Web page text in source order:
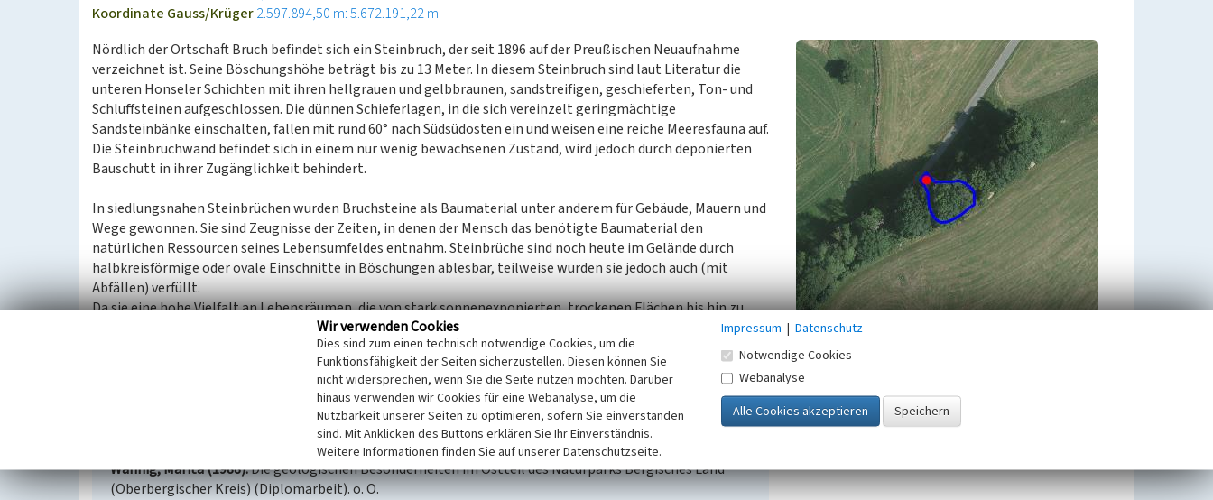
Koordinate Gauss/Krüger2.597.894,50 m: 5.672.191,22 m
Nördlich der Ortschaft Bruch befindet sich ein Steinbruch, der seit 1896 auf der Preußischen Neuaufnahme
verzeichnet ist. Seine Böschungshöhe beträgt bis zu 13 Meter. In diesem Steinbruch sind laut Literatur die
unteren Honseler Schichten mit ihren hellgrauen und gelbbraunen, sandstreifigen, geschieferten, Ton- und
Schluffsteinen aufgeschlossen. Die dünnen Schieferlagen, in die sich vereinzelt geringmächtige
Sandsteinbänke einschalten, fallen mit rund 60° nach Südsüdosten ein und weisen eine reiche Meeresfauna auf.
Die Steinbruchwand befindet sich in einem nur wenig bewachsenen Zustand, wird jedoch durch deponierten
Bauschutt in ihrer Zugänglichkeit behindert.
In siedlungsnahen Steinbrüchen wurden Bruchsteine als Baumaterial unter anderem für Gebäude, Mauern und
Wege gewonnen. Sie sind Zeugnisse der Zeiten, in denen der Mensch das benötigte Baumaterial den
natürlichen Ressourcen seines Lebensumfeldes entnahm. Steinbrüche sind noch heute im Gelände durch
halbkreisförmige oder ovale Einschnitte in Böschungen ablesbar, teilweise wurden sie jedoch auch (mit
Abfällen) verfüllt.
Da sie eine hohe Vielfalt an Lebensräumen, die von stark sonnenexponierten, trockenen Flächen bis hin zu
Feuchtbereichen und Tümpeln reichen, aufweisen, sind sie als wertvolle Biotope für verschiedene, auch
gefährdete Pflanzen- und Tierarten zu bezeichnen.
Wahnig, Marita (1988) Die geologischen Besonderheiten im Ostteil des Naturparks Bergisches Land
(Oberbergischer Kreis) (Diplomarbeit). o. O.
Wir verwenden Cookies
Dies sind zum einen technisch notwendige Cookies, um die
Funktionsfähigkeit der Seiten sicherzustellen. Diesen können Sie
nicht widersprechen, wenn Sie die Seite nutzen möchten. Darüber
hinaus verwenden wir Cookies für eine Webanalyse, um die
Nutzbarkeit unserer Seiten zu optimieren, sofern Sie einverstanden
sind. Mit Anklicken des Buttons erklären Sie Ihr Einverständnis.
Weitere Informationen finden Sie auf unserer Datenschutzseite.
Impressum | Datenschutz
Notwendige Cookies
Webanalyse